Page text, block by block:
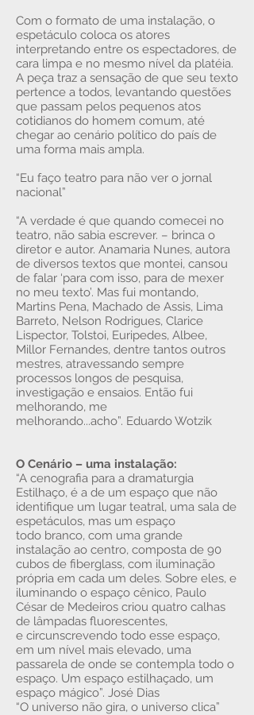
Com o formato de uma instalação, o
espetáculo coloca os atores
interpretando entre os espectadores, de
cara limpa e no mesmo nível da platéia.
A peça traz a sensação de que seu texto
pertence a todos, levantando questões
que passam pelos pequenos atos
cotidianos do homem comum, até
chegar ao cenário político do país de
uma forma mais ampla.
“Eu faço teatro para não ver o jornal
nacional”
“A verdade é que quando comecei no
teatro, não sabia escrever. – brinca o
diretor e autor. Anamaria Nunes, autora
de diversos textos que montei, cansou
de falar ‘para com isso, para de mexer
no meu texto’. Mas fui montando,
Martins Pena, Machado de Assis, Lima
Barreto, Nelson Rodrigues, Clarice
Lispector, Tolstoi, Euripedes, Albee,
Millor Fernandes, dentre tantos outros
mestres, atravessando sempre
processos longos de pesquisa,
investigação e ensaios. Então fui
melhorando, me
melhorando...acho”. Eduardo Wotzik
O Cenário – uma instalação:
“A cenografia para a dramaturgia
Estilhaço, é a de um espaço que não
identifique um lugar teatral, uma sala de
espetáculos, mas um espaço
todo branco, com uma grande
instalação ao centro, composta de 90
cubos de fiberglass, com iluminação
própria em cada um deles. Sobre eles, e
iluminando o espaço cênico, Paulo
César de Medeiros criou quatro calhas
de lâmpadas fluorescentes,
e circunscrevendo todo esse espaço,
em um nível mais elevado, uma
passarela de onde se contempla todo o
espaço. Um espaço estilhaçado, um
espaço mágico”. José Dias
“O universo não gira, o universo clica”